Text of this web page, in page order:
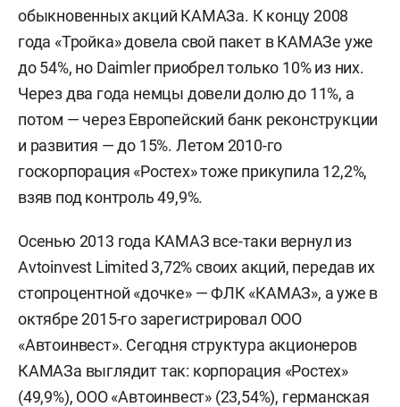
обыкновенных акций КАМАЗа. К концу 2008
года «Тройка» довела свой пакет в КАМАЗе уже
до 54%, но Daimler приобрел только 10% из них.
Через два года немцы довели долю до 11%, а
потом — через Европейский банк реконструкции
и развития — до 15%. Летом 2010-го
госкорпорация «Ростех» тоже прикупила 12,2%,
взяв под контроль 49,9%.
Осенью 2013 года КАМАЗ все-таки вернул из
Avtoinvest Limited 3,72% своих акций, передав их
стопроцентной «дочке» — ФЛК «КАМАЗ», а уже в
октябре 2015-го зарегистрировал ООО
«Автоинвест». Сегодня структура акционеров
КАМАЗа выглядит так: корпорация «Ростех»
(49,9%), ООО «Автоинвест» (23,54%), германская